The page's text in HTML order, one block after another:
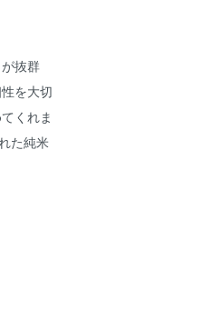
抜群
を大切
くれま
た純米